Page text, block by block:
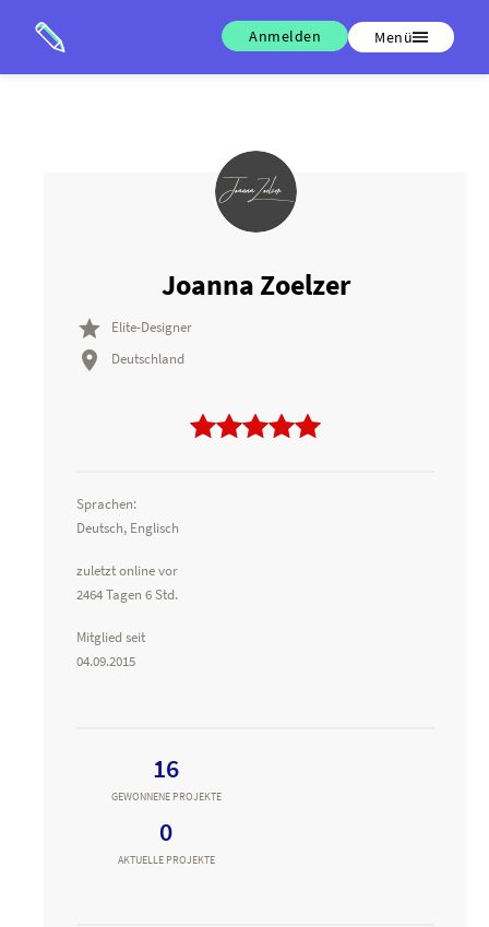
Anmelden Menü
Joanna Zoelzer
 Elite-Designer
 Deutschland
Sprachen:
Deutsch, Englisch
zuletzt online vor
2464 Tagen 6 Std.
Mitglied seit
04.09.2015
16
GEWONNENE PROJEKTE
0
AKTUELLE PROJEKTE